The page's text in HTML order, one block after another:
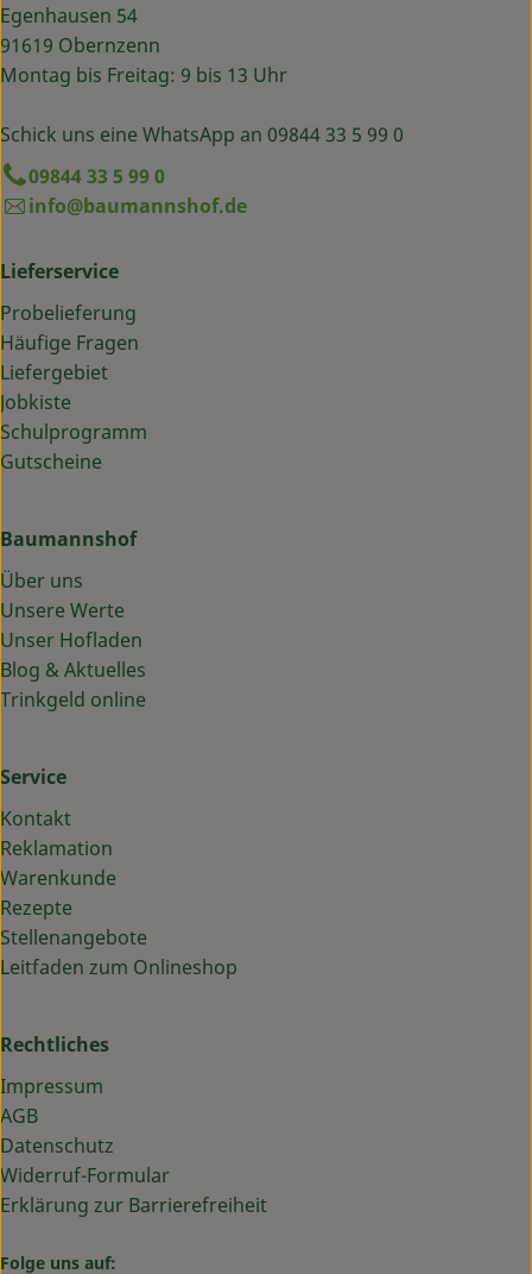
Egenhausen 54
91619 Obernzenn
Montag bis Freitag: 9 bis 13 Uhr
Schick uns eine WhatsApp an 09844 33 5 99 0
09844 33 5 99 0
info@baumannshof.de
Lieferservice
Probelieferung
Häufige Fragen
Liefergebiet
Jobkiste
Schulprogramm
Gutscheine
Baumannshof
Über uns
Unsere Werte
Unser Hofladen
Blog & Aktuelles
Trinkgeld online
Service
Kontakt
Reklamation
Warenkunde
Rezepte
Stellenangebote
Leitfaden zum Onlineshop
Rechtliches
Impressum
AGB
Datenschutz
Widerruf-Formular
Erklärung zur Barrierefreiheit
Folge uns auf: